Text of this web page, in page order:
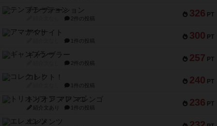
326 PT
テンプテーション
2件の投稿
300 PT
アマナイト
1件の投稿
257 PT
ギャンブラー
2件の投稿
240 PT
コレクト！
1件の投稿
236 PT
トリオンフ ア マレンゴ
紹介文あり 1件の投稿
エレメンツ